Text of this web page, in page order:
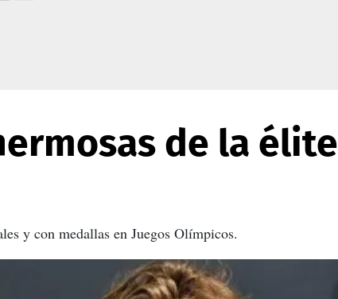
de la élite
y con medallas en Juegos Olímpicos.